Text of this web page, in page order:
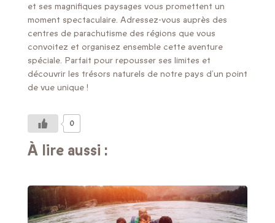
et ses magnifiques paysages vous promettent un
moment spectaculaire. Adressez-vous auprès des
centres de parachutisme des régions que vous
convoitez et organisez ensemble cette aventure
spéciale. Parfait pour repousser ses limites et
découvrir les trésors naturels de notre pays d’un point
de vue unique !
0
À lire aussi :